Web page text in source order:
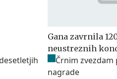
Gana zavrnila
neustreznih